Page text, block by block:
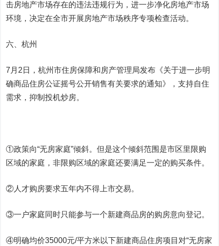
击房地产市场存在的违法违规行为，进一步净化房地产市场
环境，决定在全市开展房地产市场秩序专项检查活动。
六、杭州
7月2日，杭州市住房保障和房产管理局发布《关于进一步明
确商品住房公证摇号公开销售有关要求的通知》，支持自住
需求，抑制投机炒房。
①政策向“无房家庭”倾斜。但是这个倾斜范围是市区里限购
区域的家庭，非限购区域的家庭还要满足一定的购买条件。
②人才购房要求五年内不得上市交易。
③一户家庭同时只能参与一个新建商品房的购房意向登记。
④明确均价35000元/平方米以下新建商品住房项目对“无房家